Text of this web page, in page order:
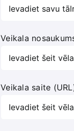
Veikala
Veikala saite